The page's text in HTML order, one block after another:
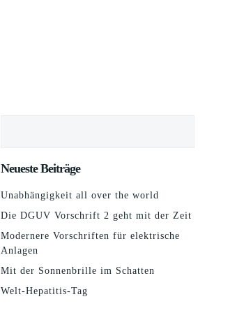
Neueste Beiträge
Unabhängigkeit all over the world
Die DGUV Vorschrift 2 geht mit der Zeit
Modernere Vorschriften für elektrische
Anlagen
Mit der Sonnenbrille im Schatten
Welt-Hepatitis-Tag